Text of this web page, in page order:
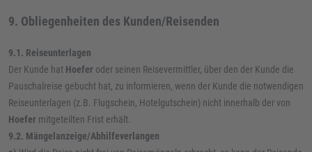
9. Obliegenheiten des Kunden/Reisenden
9.1. Reiseunterlagen
Der Kunde hat Hoefer oder seinen Reisevermittler, über den der Kunde die
Pauschalreise gebucht hat, zu informieren, wenn der Kunde die notwendigen
Reiseunterlagen (z.B. Flugschein, Hotelgutschein) nicht innerhalb der von
Hoefer mitgeteilten Frist erhält.
9.2. Mängelanzeige/Abhilfeverlangen